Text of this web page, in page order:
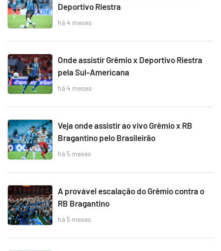
Deportivo Riestra
há 4 meses
Onde assistir Grêmio x Deportivo Riestra
pela Sul-Americana
há 4 meses
Veja onde assistir ao vivo Grêmio x RB
Bragantino pelo Brasileirão
há 5 meses
A provável escalação do Grêmio contra o
RB Bragantino
há 5 meses